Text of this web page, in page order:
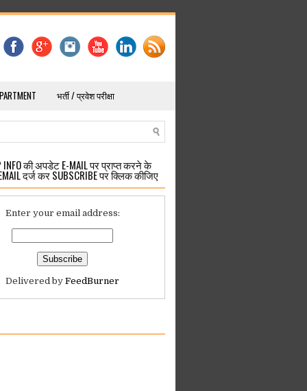
भर्ती / प्रवेश परीक्षा
INFO की अपडेट E-MAIL पर प्राप्त करने के
दर्ज कर SUBSCRIBE पर क्लिक कीजिए
Enter your email address:
Delivered by FeedBurner